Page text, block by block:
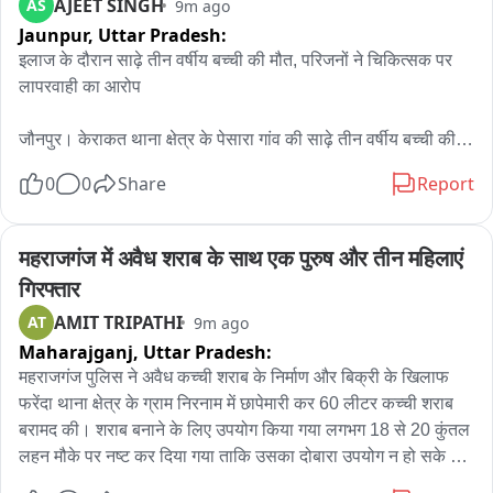
अभियान के दौरान संदिग्ध व्यक्तियों, आदतन अपराधियों तथा वांछित
आरोपियों के विरुद्ध निरंतर कार्रवाई जारी रहेगी ताकि आमजन को सुरक्षित एवं
भयमुक्त वातावरण उपलब्ध कराया जा सके。
AS AJEET SINGH 9m ago
Jaunpur, Uttar Pradesh:
इलाज के दौरान साढ़े तीन वर्षीय बच्ची की मौत, परिजनों ने चिकित्सक पर
लापरवाही का आरोप
जौनपुर। केराकत थाना क्षेत्र के पेसारा गांव की साढ़े तीन वर्षीय बच्ची की
का आरोप लगाया है। घटना के बाद परिवार में मातम का माहौल है, जबकि
मिली जानकारी के अनुसार, बच्ची की तबीयत खराब होने पर उसे क्षेत्र के
एक निजी अस्पताल में उपचार के लिए भर्ती कराया गया था। परिजनों का
आरोप है कि इलाज के दौरान चिकित्सकीय लापरवाही बरती गई, जिसके
कारण बच्ची की हालत बिगड़ती चली गई और उसकी मौत हो गई।
परिवार का यह भी आरोप है कि घटना के बाद अस्पताल संचालक और
संबंधित चिकित्सक अस्पताल छोड़कर चले गए। हालांकि, इस दावे की
आधिकारिक पुष्टि नहीं हो सकी है।
घटना के बाद परिजन केराकत कोतवाली पहुंचे और दोषियों के खिलाफ
कार्रवाई की मांग करते हुए तहरीर दी। उनका कहना है कि देर रात तक वे
0 0 Share Report
महराजगंज में अवैध शराब के साथ एक पुरुष और तीन महिलाएं
गिरफ्तार
AT AMIT TRIPATHI 9m ago
Maharajganj, Uttar Pradesh:
महराजगंज पुलिस ने अवैध कच्ची शराब के निर्माण और बिक्री के खिलाफ
फरेंदा थाना क्षेत्र के ग्राम निरनाम में छापेमारी कर 60 लीटर कच्ची शराब
बरामद की। शराब बनाने के लिए उपयोग किया गया लगभग 18 से 20 कुंतल
लहन मौके पर नष्ट कर दिया गया ताकि उसका दोबारा उपयोग न हो सके और